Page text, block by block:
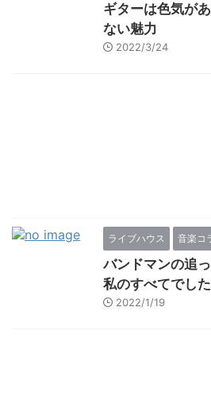
ギターは色気が
ない魅力
2022/3/24
ライブハウス 音楽コ
バンドマンの追
私のすべてでした
2022/1/19